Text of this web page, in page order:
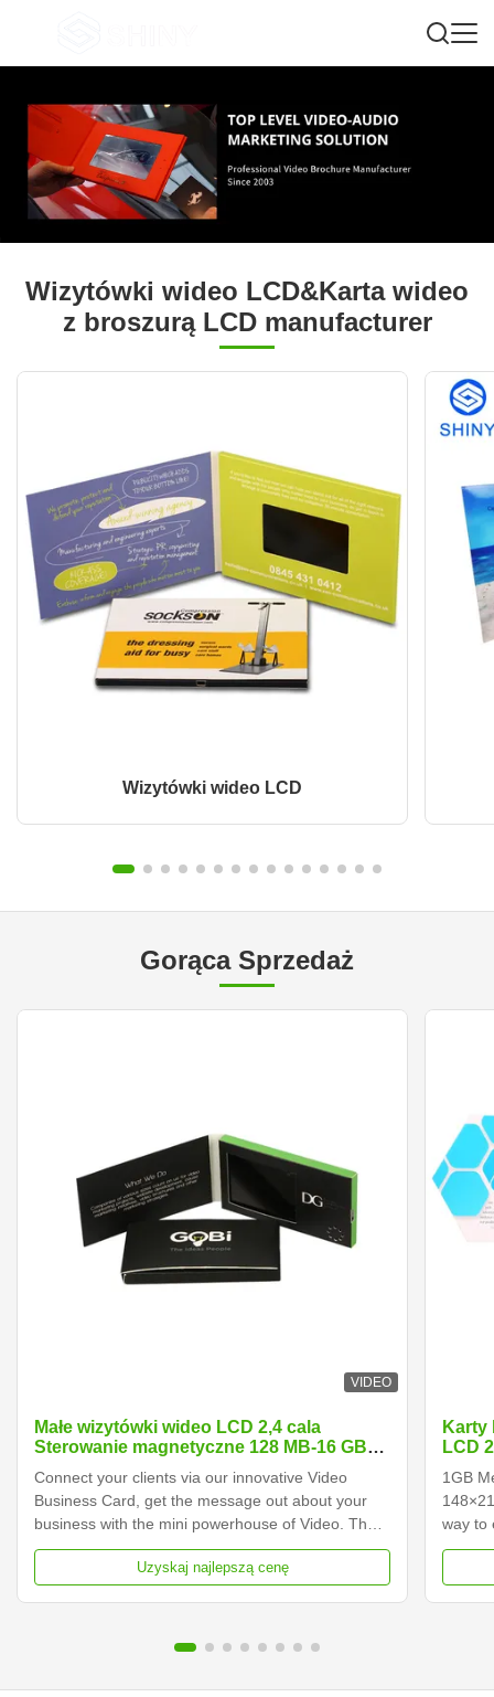
Wizytówki wideo LCD&Karta wideo
z broszurą LCD manufacturer
Wizytówki wideo LCD
Gorąca Sprzedaż
VIDEO
Małe wizytówki wideo LCD 2,4 cala
Sterowanie magnetyczne 128 MB-16 GB
Connect your clients via our innovative Video
Business Card, get the message out about your
business with the mini powerhouse of Video. The
video business cards integrate a 2.4-inch screen
with built-in speakers that come to life playing your
Uzyskaj najlepszą cenę
Karty
LCD
1GB
way to